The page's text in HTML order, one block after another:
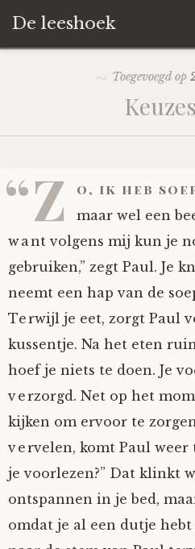
De leeshoek
Wie zijn we?
Het Biechthokje
Nieuw op de site
Woordenboek
De hele kast
Adventskalenders
Alternatieve straffen
Instrumenten
Op ontdekkingsreis
Spelletjes
HD-Archief
Het hele archief
Hoe geef je?
Hoe krijg je?
Instrumenten
Verhalen
Alle verhalen
Verhalen van De
Ben Hands-on
Bill-A-Cook
Verhalen van de HD-site
Verhalen van Anne en
Anne
Bill
Interactieve verhalen
Polls
Averechts
Mijn Account
Toegevoegd op
“Z o, ik heb
maar wel een
want volgens mij kun je
gebruiken,” zegt Paul. Je
neemt een hap van de
Terwijl je eet, zorgt Paul
kussentje. Na het eten
hoef je niets te doen. Je
verzorgd. Net op het
kijken om ervoor te
vervelen, komt Paul weer
je voorlezen?” Dat klinkt
ontspannen in je bed,
omdat je al een dutje